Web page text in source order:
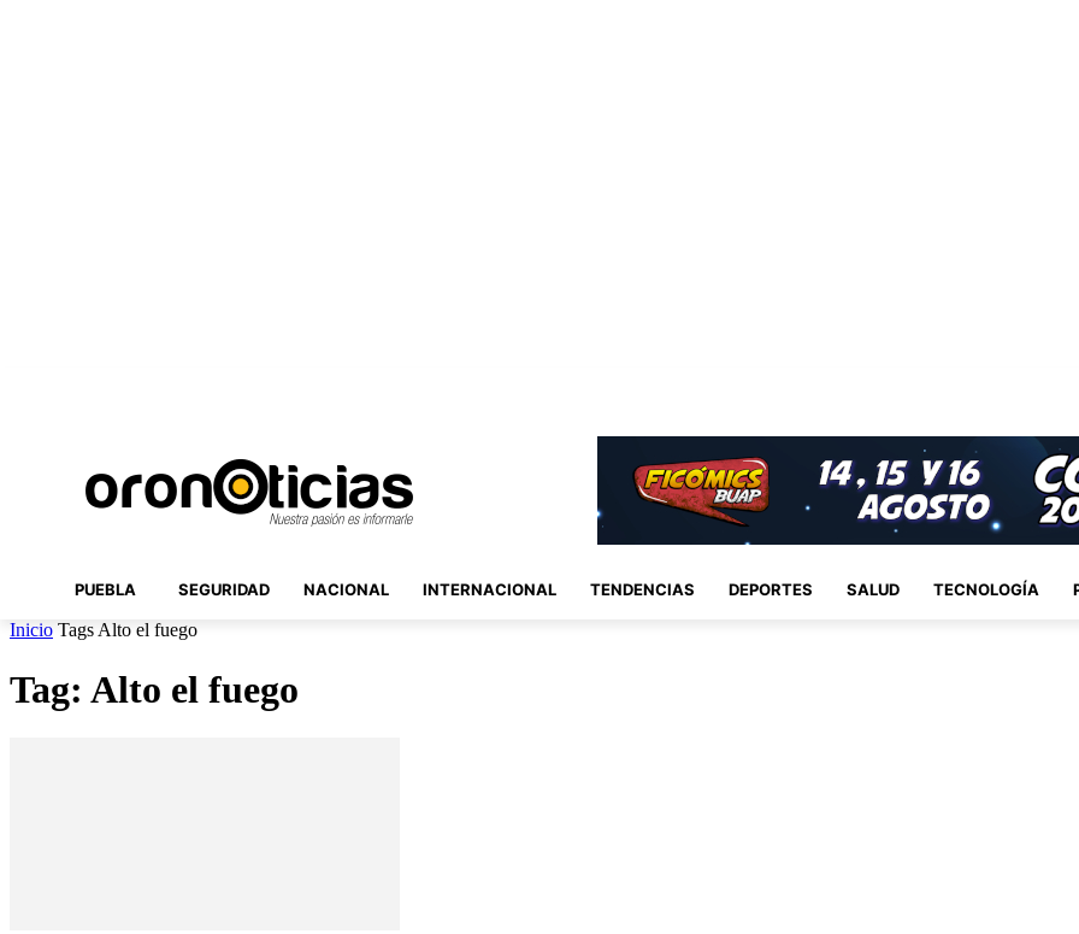
PUEBLA SEGURIDAD NACIONAL INTERNACIONAL TENDENCIAS DEPORTES SALUD TECNOLOGÍA
Inicio TagsAlto el fuego
Tag: Alto el fuego